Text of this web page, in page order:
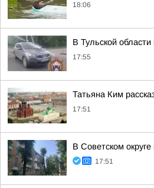
18:06
В Тульской
17:55
Татьяна Ким
17:51
В Советском
17:51